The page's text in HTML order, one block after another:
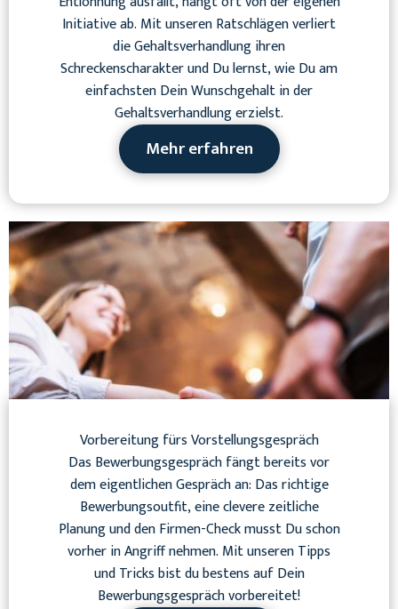
Initiative ab. Mit unseren Ratschlägen verliert
die Gehaltsverhandlung ihren
Schreckenscharakter und Du lernst, wie Du am
einfachsten Dein Wunschgehalt in der
Gehaltsverhandlung erzielst.
Mehr erfahren
Vorbereitung fürs Vorstellungsgespräch
Das Bewerbungsgespräch fängt bereits vor
dem eigentlichen Gespräch an: Das richtige
Bewerbungsoutfit, eine clevere zeitliche
Planung und den Firmen-Check musst Du schon
vorher in Angriff nehmen. Mit unseren Tipps
und Tricks bist du bestens auf Dein
Bewerbungsgespräch vorbereitet!